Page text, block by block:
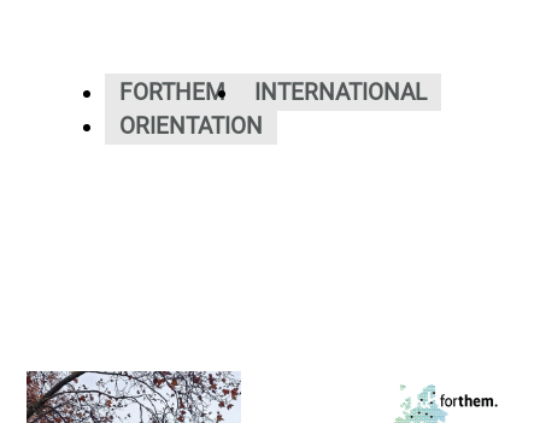
FORTHEM
INTERNATIONAL
ORIENTATION